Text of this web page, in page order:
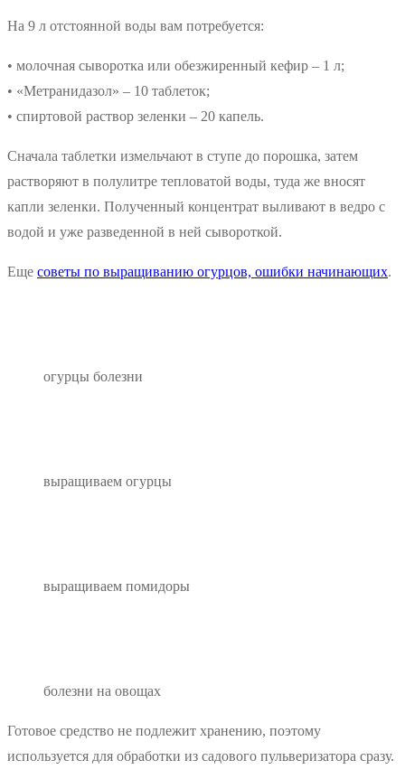
На 9 л отстоянной воды вам потребуется:
• молочная сыворотка или обезжиренный кефир – 1 л;
• «Метранидазол» – 10 таблеток;
• спиртовой раствор зеленки – 20 капель.
Сначала таблетки измельчают в ступе до порошка, затем
растворяют в полулитре тепловатой воды, туда же вносят
капли зеленки. Полученный концентрат выливают в ведро с
водой и уже разведенной в ней сывороткой.
Еще советы по выращиванию огурцов, ошибки начинающих.
огурцы болезни
выращиваем огурцы
выращиваем помидоры
болезни на овощах
Готовое средство не подлежит хранению, поэтому
используется для обработки из садового пульверизатора сразу.